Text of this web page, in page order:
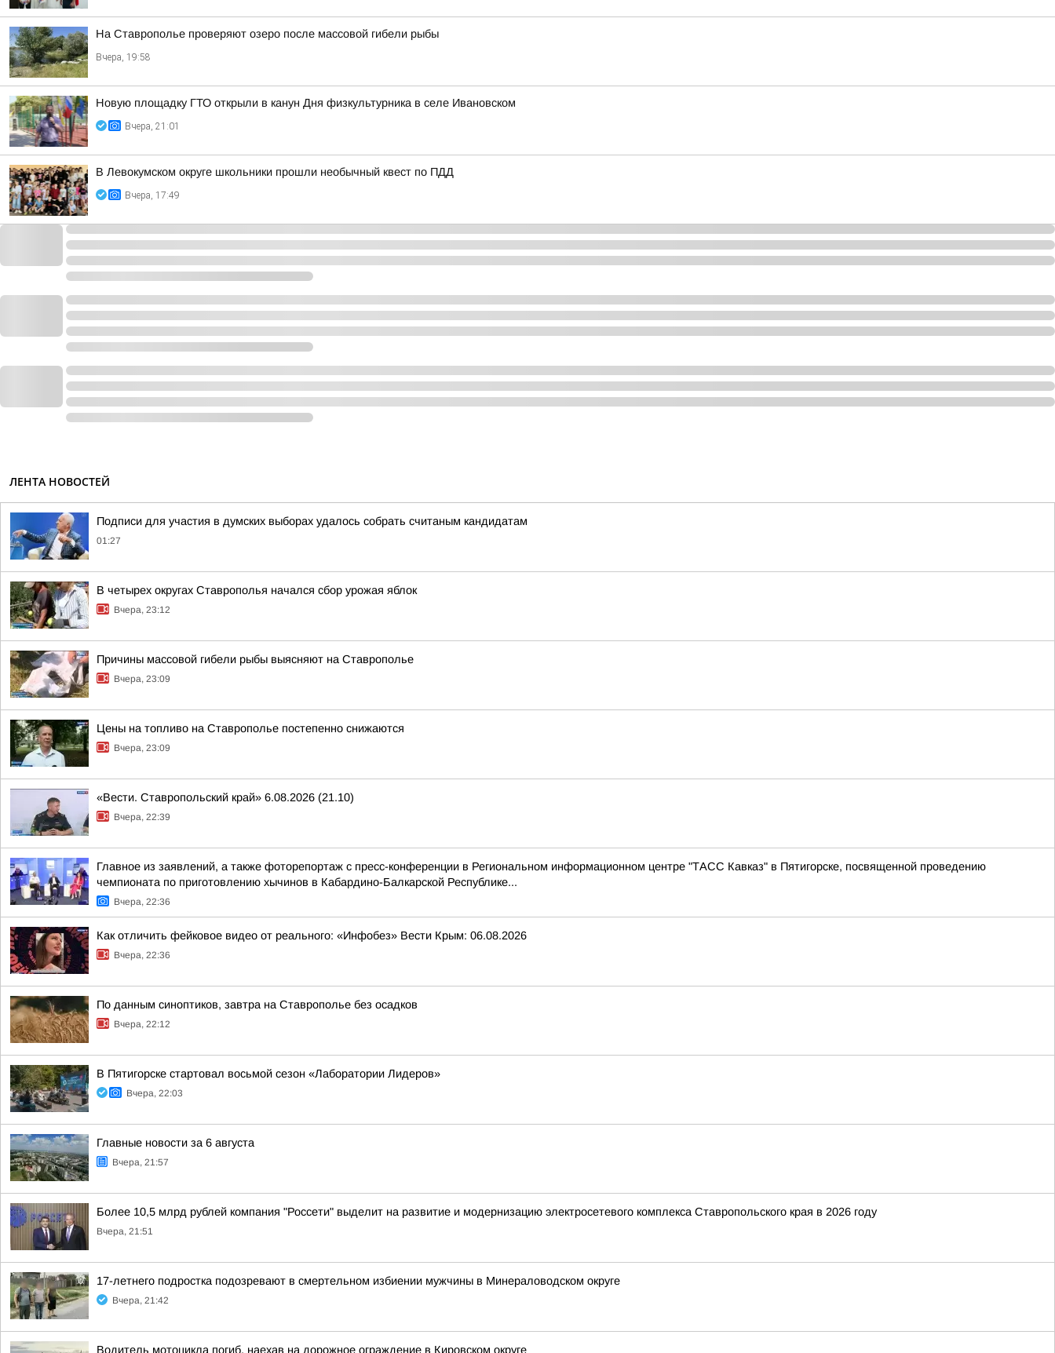
На Ставрополье проверяют озеро после массовой гибели рыбы
Вчера, 19:58
Новую площадку ГТО открыли в канун Дня физкультурника в селе Ивановском
Вчера, 21:01
В Левокумском округе школьники прошли необычный квест по ПДД
Вчера, 17:49
ЛЕНТА НОВОСТЕЙ
Подписи для участия в думских выборах удалось собрать считаным кандидатам
01:27
В четырех округах Ставрополья начался сбор урожая яблок
Вчера, 23:12
Причины массовой гибели рыбы выясняют на Ставрополье
Вчера, 23:09
Цены на топливо на Ставрополье постепенно снижаются
Вчера, 23:09
«Вести. Ставропольский край» 6.08.2026 (21.10)
Вчера, 22:39
Главное из заявлений, а также фоторепортаж с пресс-конференции в Региональном информационном центре "ТАСС Кавказ" в Пятигорске, посвященной проведению
чемпионата по приготовлению хычинов в Кабардино-Балкарской Республике...
Вчера, 22:36
Как отличить фейковое видео от реального: «Инфобез» Вести Крым: 06.08.2026
Вчера, 22:36
По данным синоптиков, завтра на Ставрополье без осадков
Вчера, 22:12
В Пятигорске стартовал восьмой сезон «Лаборатории Лидеров»
Вчера, 22:03
Главные новости за 6 августа
Вчера, 21:57
Более 10,5 млрд рублей компания "Россети" выделит на развитие и модернизацию электросетевого комплекса Ставропольского края в 2026 году
Вчера, 21:51
17-летнего подростка подозревают в смертельном избиении мужчины в Минераловодском округе
Вчера, 21:42
Водитель мотоцикла погиб, наехав на дорожное ограждение в Кировском округе